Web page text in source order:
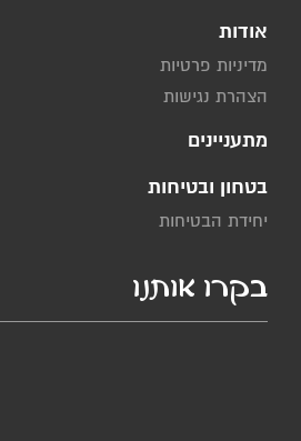
אודות
מדיניות פרטיות
הצהרת נגישות
מתעניינים
בטחון ובטיחות
יחידת הבטיחות
בקרו אותנו